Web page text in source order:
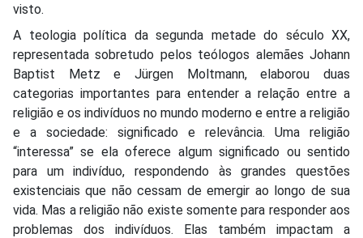
visto.
A teologia política da segunda metade do século XX,
representada sobretudo pelos teólogos alemães Johann
Baptist Metz e Jürgen Moltmann, elaborou duas
categorias importantes para entender a relação entre a
religião e os indivíduos no mundo moderno e entre a religião
e a sociedade: significado e relevância. Uma religião
“interessa” se ela oferece algum significado ou sentido
para um indivíduo, respondendo às grandes questões
existenciais que não cessam de emergir ao longo de sua
vida. Mas a religião não existe somente para responder aos
problemas dos indivíduos. Elas também impactam a